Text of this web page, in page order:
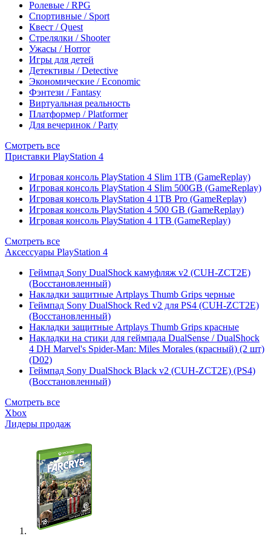
Ролевые / RPG
Спортивные / Sport
Квест / Quest
Стрелялки / Shooter
Ужасы / Horror
Игры для детей
Детективы / Detective
Экономические / Economic
Фэнтези / Fantasy
Виртуальная реальность
Платформер / Platformer
Для вечеринок / Party
Смотреть все
Приставки PlayStation 4
Игровая консоль PlayStation 4 Slim 1TB (GameReplay)
Игровая консоль PlayStation 4 Slim 500GB (GameReplay)
Игровая консоль PlayStation 4 1TB Pro (GameReplay)
Игровая консоль PlayStation 4 500 GB (GameReplay)
Игровая консоль PlayStation 4 1TB (GameReplay)
Смотреть все
Аксессуары PlayStation 4
Геймпад Sony DualShock камуфляж v2 (CUH-ZCT2E)
(Восстановленный)
Накладки защитные Artplays Thumb Grips черные
Геймпад Sony DualShock Red v2 для PS4 (CUH-ZCT2E)
(Восстановленный)
Накладки защитные Artplays Thumb Grips красные
Накладки на стики для геймпада DualSense / DualShock
4 DH Marvel's Spider-Man: Miles Morales (красный) (2 шт)
(D02)
Геймпад Sony DualShock Black v2 (CUH-ZCT2E) (PS4)
(Восстановленный)
Смотреть все
Xbox
Лидеры продаж